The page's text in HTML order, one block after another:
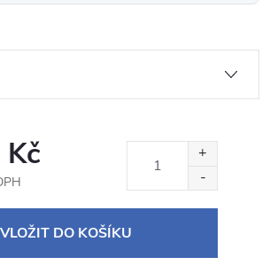
dotaz
dny do 24 hodin na váš e‑mail.
VLOŽIT DO KOŠÍKU